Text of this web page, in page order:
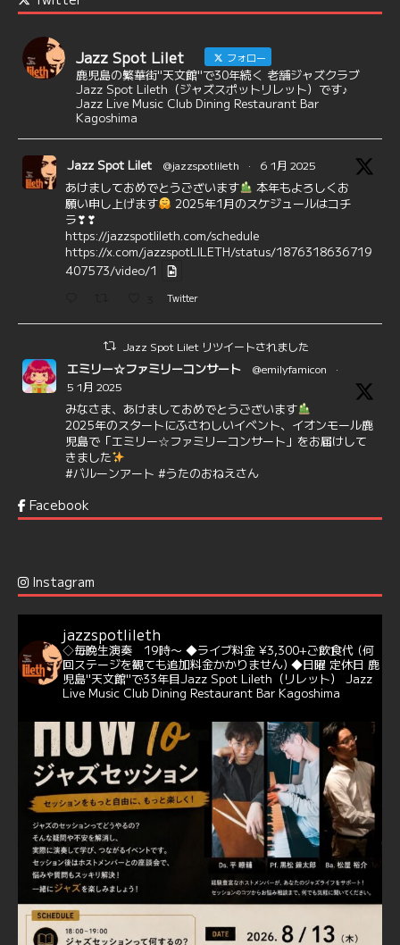
Jazz Spot Lilet フォロー
鹿児島の繁華街"天文館"で30年続く 老舗ジャズクラブ
Jazz Spot Lileth（ジャズスポットリレット）です♪
Jazz Live Music Club Dining Restaurant Bar
Kagoshima
Jazz Spot Lilet @jazzspotlileth · 6 1月 2025
あけましておめでとうございます
本年もよろしくお
願い申し上げます
2025年1月のスケジュールはコチ
ラ❣❣
https://jazzspotlileth.com/schedule
https://x.com/jazzspotLILETH/status/1876318636719
407573/video/1
Twitter
Jazz Spot Lilet リツイートされました
エミリー☆ファミリーコンサート @emilyfamicon
·
5 1月 2025
みなさま、あけましておめでとうございます
2025年のスタートにふさわしいイベント、イオンモール鹿
児島で「エミリー☆ファミリーコンサート」をお届けして
きました
#バルーンアート #うたのおねえさん
6 7
@delightful_gang
バー♪♬
当店での演奏シーンもご覧いただけます❣❣
#天文館ミリオネーション #ジャミラ #クリスマスソング
https://youtu.be/2lhypP4KWc4?si=CEbY-wEg5HDc_iEv
6 Twitter
Jazz Spot Lilet @jazzspotlileth · 11 11月 2024
忘年会＆新年会 ご予約承り中❣❣
☆窓辺から天文館ミリオネーション
☆JAZZの生演奏を聴きながら♪
☆地産地消に拘ったフードメニュー
プラン内容はご予算とご要望に応じてアレンジ可能ですの
で、お気軽にお問い合せください
https://jazzspotlileth.com/recommend/8650
6
Load More
Facebook
Instagram
jazzspotlileth
◇毎晩生演奏 19時〜 ◆ライブ料金 ¥3,300+ご飲食代 (何
回ステージを観ても追加料金かかりません) ◆日曜 定休日 鹿
児島"天文館"で33年目Jazz Spot Lileth（リレット）
Jazz
Live Music Club Dining Restaurant Bar Kagoshima